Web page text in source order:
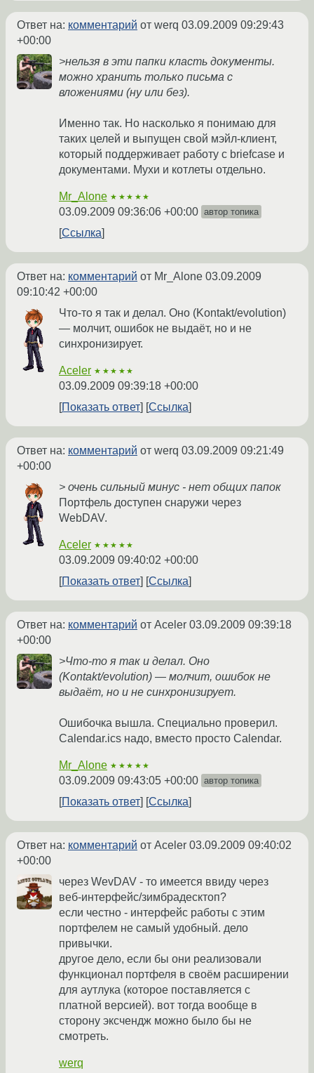
Ответ на: комментарий от werq 03.09.2009 09:29:43
+00:00
>нельзя в эти папки класть документы.
можно хранить только письма с
вложениями (ну или без).
Именно так. Но насколько я понимаю для
таких целей и выпущен свой мэйл-клиент,
который поддерживает работу с briefcase и
документами. Мухи и котлеты отдельно.
Mr_Alone ★★★★★
03.09.2009 09:36:06 +00:00 автор топика
Ссылка
Ответ на: комментарий от Mr_Alone 03.09.2009
09:10:42 +00:00
Что-то я так и делал. Оно (Kontakt/evolution)
— молчит, ошибок не выдаёт, но и не
синхронизирует.
Aceler ★★★★★
03.09.2009 09:39:18 +00:00
Показать ответ
Ссылка
Ответ на: комментарий от werq 03.09.2009 09:21:49
+00:00
> очень сильный минус - нет общих папок
Портфель доступен снаружи через
WebDAV.
Aceler ★★★★★
03.09.2009 09:40:02 +00:00
Показать ответ
Ссылка
Ответ на: комментарий от Aceler 03.09.2009 09:39:18
+00:00
>Что-то я так и делал. Оно
(Kontakt/evolution) — молчит, ошибок не
выдаёт, но и не синхронизирует.
Ошибочка вышла. Специально проверил.
Calendar.ics надо, вместо просто Calendar.
Mr_Alone ★★★★★
03.09.2009 09:43:05 +00:00 автор топика
Показать ответ Ссылка
Ответ на: комментарий от Aceler 03.09.2009 09:40:02
+00:00
через WevDAV - то имеется ввиду через
веб-интерфейс/зимбрадесктоп?
если честно - интерфейс работы с этим
портфелем не самый удобный. дело
привычки.
другое дело, если бы они реализовали
функционал портфеля в своём расширении
для аутлука (которое поставляется с
платной версией). вот тогда вообще в
сторону эксчендж можно было бы не
смотреть.
werq